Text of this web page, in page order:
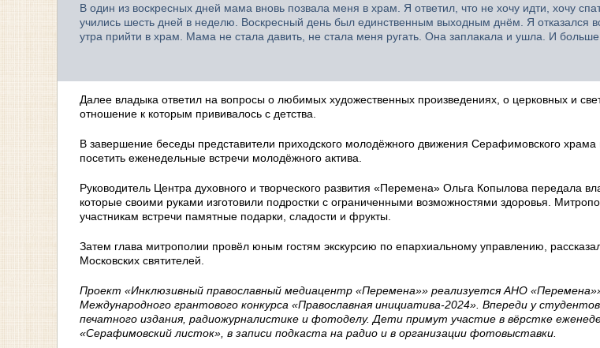
В один из воскресных дней мама вновь позвала меня в храм. Я ответил, что не хочу идти, хочу
учились шесть дней в неделю. Воскресный день был единственным выходным днём. Я отказался
утра прийти в храм. Мама не стала давить, не стала меня ругать. Она заплакала и ушла. И больше
Далее владыка ответил на вопросы о любимых художественных произведениях, о церковных и
отношение к которым прививалось с детства.
В завершение беседы представители приходского молодёжного движения Серафимовского храма
посетить еженедельные встречи молодёжного актива.
Руководитель Центра духовного и творческого развития «Перемена» Ольга Копылова передала
которые своими руками изготовили подростки с ограниченными возможностями здоровья.
участникам встречи памятные подарки, сладости и фрукты.
Затем глава митрополии провёл юным гостям экскурсию по епархиальному управлению,
Московских святителей.
Проект «Инклюзивный православный медиацентр «Перемена»» реализуется АНО
Международного грантового конкурса «Православная инициатива-2024». Впереди у
печатного издания, радиожурналистике и фотоделу. Дети примут участие в вёрстке
«Серафимовский листок», в записи подкаста на радио и в организации фотовыставки.